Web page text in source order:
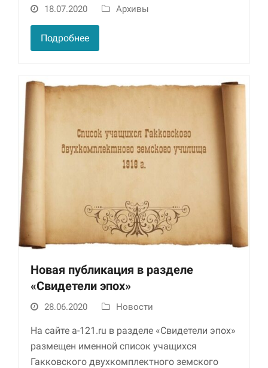
18.07.2020 Архивы
Подробнее
Новая публикация в разделе
«Свидетели эпох»
28.06.2020 Новости
На сайте a-121.ru в разделе «Свидетели эпох»
размещен именной список учащихся
Гакковского двухкомплектного земского